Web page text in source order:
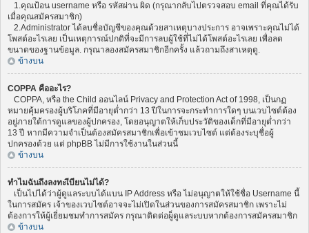
1.คุณป้อน username หรือ รหัสผ่าน ผิด (กรุณากลับไปตรวจสอบ email ที่คุณได้รับ
เมื่อคุณสมัครสมาชิก)
2.Administrator ได้ลบชื่อบัญชีของคุณด้วยสาเหตุบางประการ อาจเพราะคุณไม่ได้
โพสต์อะไรเลย เป็นเหตุการณ์ปกติที่จะมีการลบผู้ใช้ที่ไม่ได้โพสต์อะไรเลย เพื่อลด
ขนาดของฐานข้อมูล. กรุณาลองสมัครสมาชิกอีกครั้ง แล้วถามถึงสาเหตุดู.
ข้างบน
COPPA คืออะไร?
COPPA, หรือ the Child ออนไลน์ Privacy and Protection Act of 1998, เป็นกฏ
หมายคุ้มครองผู้บริโภคที่มีอายุต่ำกว่า 13 ปีในการจะกระทำการใดๆ บนเวบไซต์ต้อง
อยู่ภายใต้การดูแลของผู้ปกครอง, โดยอนุญาตให้เก็บประวัติของเด็กที่มีอายุต่ำกว่า
13 ปี หากมีความจำเป็นต้องสมัครสมาชิกเพื่อเข้าชมเวบไซต์ แต่ต้องระบุชื่อผู้
ปกครองด้วย แต่ phpBB ไม่มีการใช้งานในส่วนนี้
ข้างบน
ทำไมฉันถึงลงทะเีบียนไม่ได้?
เป็นไปได้ว่าผู้ดูแลระบบได้แบน IP Address หรือ ไม่อนุญาตให้ใช้ชื่อ Username นี้
ในการสมัคร เจ้าของเวบไซต์อาจจะไม่เปิดในส่วนของการสมัครสมาชิก เพราะไม่
ต้องการให้ผู้เยี่ยมชมทำการสมัคร กรุณาติดต่อผู็ดูแลระบบหากต้องการสมัครสมาชิก
ข้างบน